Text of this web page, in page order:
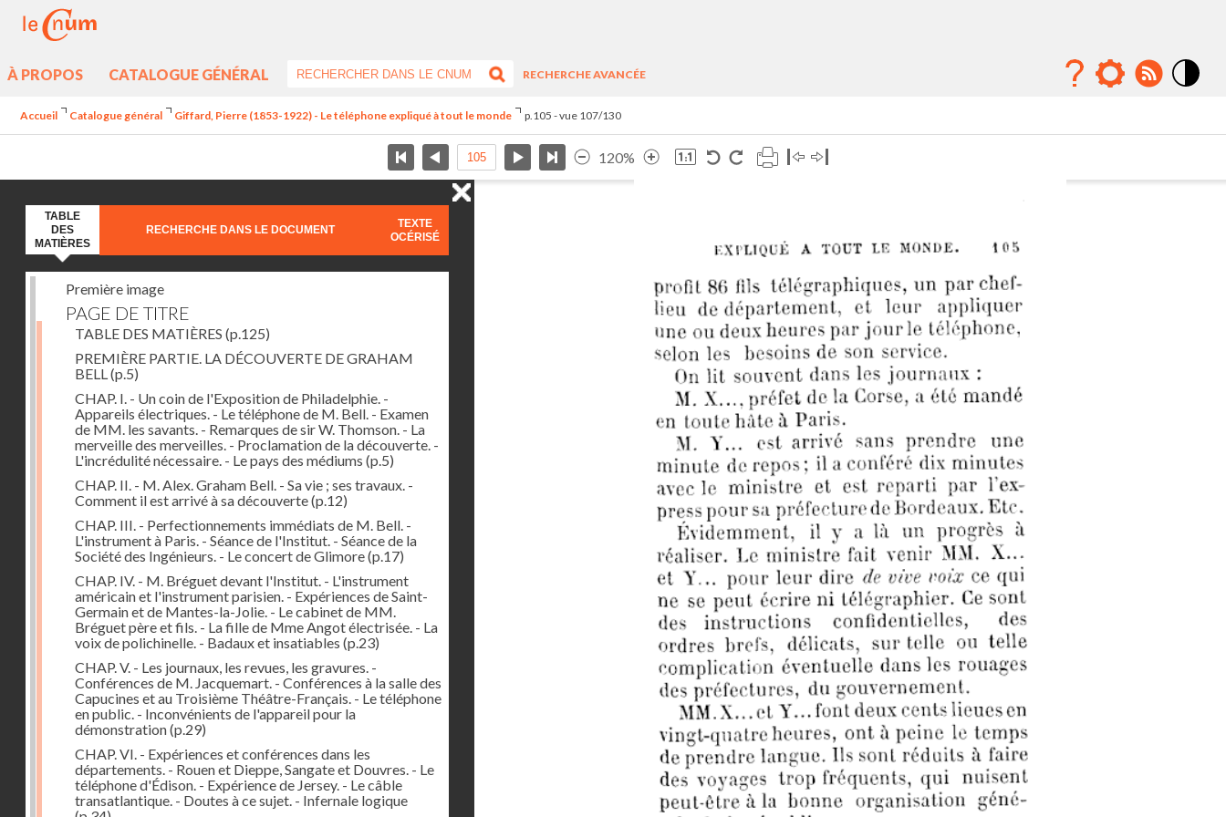
À PROPOS CATALOGUE GÉNÉRAL
RECHERCHE AVANCÉE
Accueil Catalogue général Giffard, Pierre (1853-1922) - Le téléphone expliqué à tout le monde p.105 - vue 107/130
120%
TABLE
DES
MATIÈRES
RECHERCHE DANS LE DOCUMENT
TEXTE
OCÉRISÉ
Première image
PAGE DE TITRE
TABLE DES MATIÈRES (p.125)
PREMIÈRE PARTIE. LA DÉCOUVERTE DE GRAHAM
BELL(p.5)
CHAP. I. - Un coin de l'Exposition de Philadelphie. -
Appareils électriques. - Le téléphone de M. Bell. - Examen
de MM. les savants. - Remarques de sir W. Thomson. - La
merveille des merveilles. - Proclamation de la découverte. -
L'incrédulité nécessaire. - Le pays des médiums (p.5)
CHAP. II. - M. Alex. Graham Bell. - Sa vie ; ses travaux. -
Comment il est arrivé à sa découverte(p.12)
CHAP. III. - Perfectionnements immédiats de M. Bell. -
L'instrument à Paris. - Séance de l'Institut. - Séance de la
Société des Ingénieurs. - Le concert de Glimore(p.17)
CHAP. IV. - M. Bréguet devant l'Institut. - L'instrument
américain et l'instrument parisien. - Expériences de Saint-
Germain et de Mantes-la-Jolie. - Le cabinet de MM.
Bréguet père et fils. - La fille de Mme Angot électrisée. - La
voix de polichinelle. - Badaux et insatiables (p.23)
CHAP. V. - Les journaux, les revues, les gravures. -
Conférences de M. Jacquemart. - Conférences à la salle des
Capucines et au Troisième Théâtre-Français. - Le téléphone
en public. - Inconvénients de l'appareil pour la
démonstration(p.29)
CHAP. VI. - Expériences et conférences dans les
départements. - Rouen et Dieppe, Sangate et Douvres. - Le
téléphone d'Édison. - Expérience de Jersey. - Le câble
transatlantique. - Doutes à ce sujet. - Infernale logique